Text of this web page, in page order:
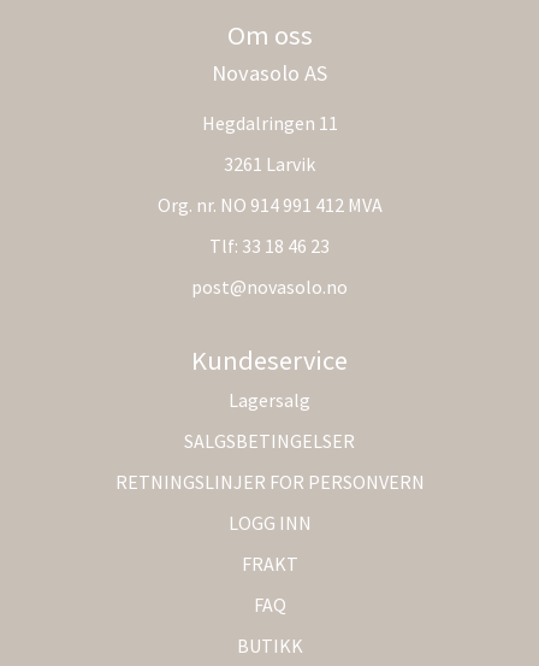
Om oss
Novasolo AS
Hegdalringen 11
3261 Larvik
Org. nr. NO 914 991 412 MVA
Tlf: 33 18 46 23
post@novasolo.no
Kundeservice
Lagersalg
SALGSBETINGELSER
RETNINGSLINJER FOR PERSONVERN
LOGG INN
FRAKT
FAQ
BUTIKK